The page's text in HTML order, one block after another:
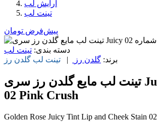
آرایش لب
تینت لب
پیش‌فرض تومان
دسته بندی: تینت لب
برند: گلدن رز | تینت لب گلدن رز
تینت لب مایع گلدن رز سری Juicy شماره
02 Pink Crush
Golden Rose Juicy Tint Lip and Cheek Stain 02